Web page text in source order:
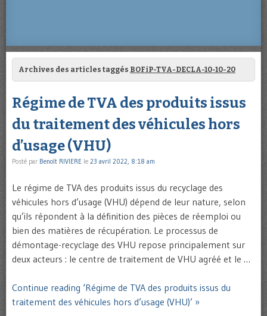
Archives des articles taggés BOFiP-TVA-DECLA-10-10-20
Régime de TVA des produits issus
du traitement des véhicules hors
d’usage (VHU)
Posté par Benoît RIVIERE le 23 avril 2022, 8:18 am
Le régime de TVA des produits issus du recyclage des
véhicules hors d’usage (VHU) dépend de leur nature, selon
qu’ils répondent à la définition des pièces de réemploi ou
bien des matières de récupération. Le processus de
démontage-recyclage des VHU repose principalement sur
deux acteurs : le centre de traitement de VHU agréé et le …
Continue reading ‘Régime de TVA des produits issus du
traitement des véhicules hors d’usage (VHU)’ »